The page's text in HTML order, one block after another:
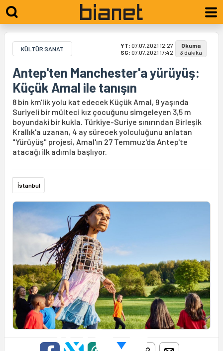
KÜLTÜR SANAT YT: 07.07.2021 12:27
SG: 07.07.2021 17:42
Okuma
3 dakika
Antep'ten Manchester'a yürüyüş:
Küçük Amal ile tanışın
8 bin km'lik yolu kat edecek Küçük Amal, 9 yaşında
Suriyeli bir mülteci kız çocuğunu simgeleyen 3,5 m
boyundaki bir kukla. Türkiye-Suriye sınırından Birleşik
Krallık'a uzanan, 4 ay sürecek yolculuğunu anlatan
"Yürüyüş" projesi, Amal'ın 27 Temmuz'da Antep'te
atacağı ilk adımla başlıyor.
İstanbul